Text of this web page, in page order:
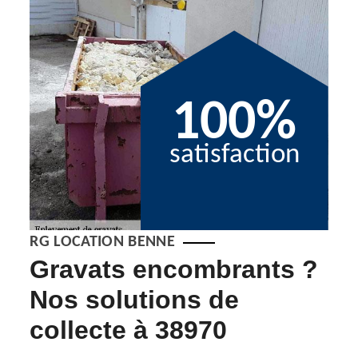
100%
satisfaction
RG LOCATION BENNE
Gravats encombrants ?
Nos solutions de
collecte à 38970